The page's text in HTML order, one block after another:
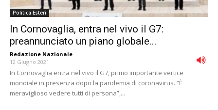
Politica Esteri
In Cornovaglia, entra nel vivo il G7:
preannunciato un piano globale...
Redazione Nazionale -
12 Giugno 2021
In Cornovaglia entra nel vivo il G7, primo importante vertice
mondiale in presenza dopo la pandemia di coronavirus. “È
meraviglioso vedere tutti di persona”,...